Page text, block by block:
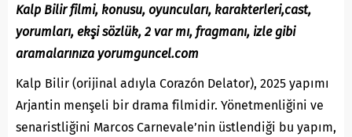
Kalp Bilir filmi, konusu, oyuncuları, karakterleri,cast,
yorumları, ekşi sözlük, 2 var mı, fragmanı, izle gibi
aramalarınıza yorumguncel.com
Kalp Bilir (orijinal adıyla Corazón Delator), 2025 yapımı
Arjantin menşeli bir drama filmidir. Yönetmenliğini ve
senaristliğini Marcos Carnevale’nin üstlendiği bu yapım,